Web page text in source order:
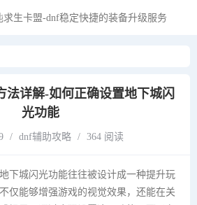
法详解-如何正确设置地下城闪
光功能
/ dnf辅助攻略 / 364 阅读
下城闪光功能往往被设计成一种提升玩
仅能够增强游戏的视觉效果，还能在关